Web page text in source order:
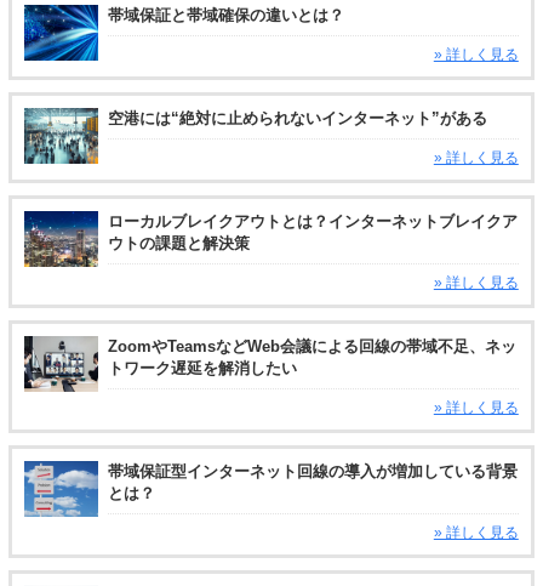
帯域保証と帯域確保の違いとは？
» 詳しく見る
空港には“絶対に止められないインターネット”がある
» 詳しく見る
ローカルブレイクアウトとは？インターネットブレイクア
ウトの課題と解決策
» 詳しく見る
ZoomやTeamsなどWeb会議による回線の帯域不足、ネッ
トワーク遅延を解消したい
» 詳しく見る
帯域保証型インターネット回線の導入が増加している背景
とは？
» 詳しく見る